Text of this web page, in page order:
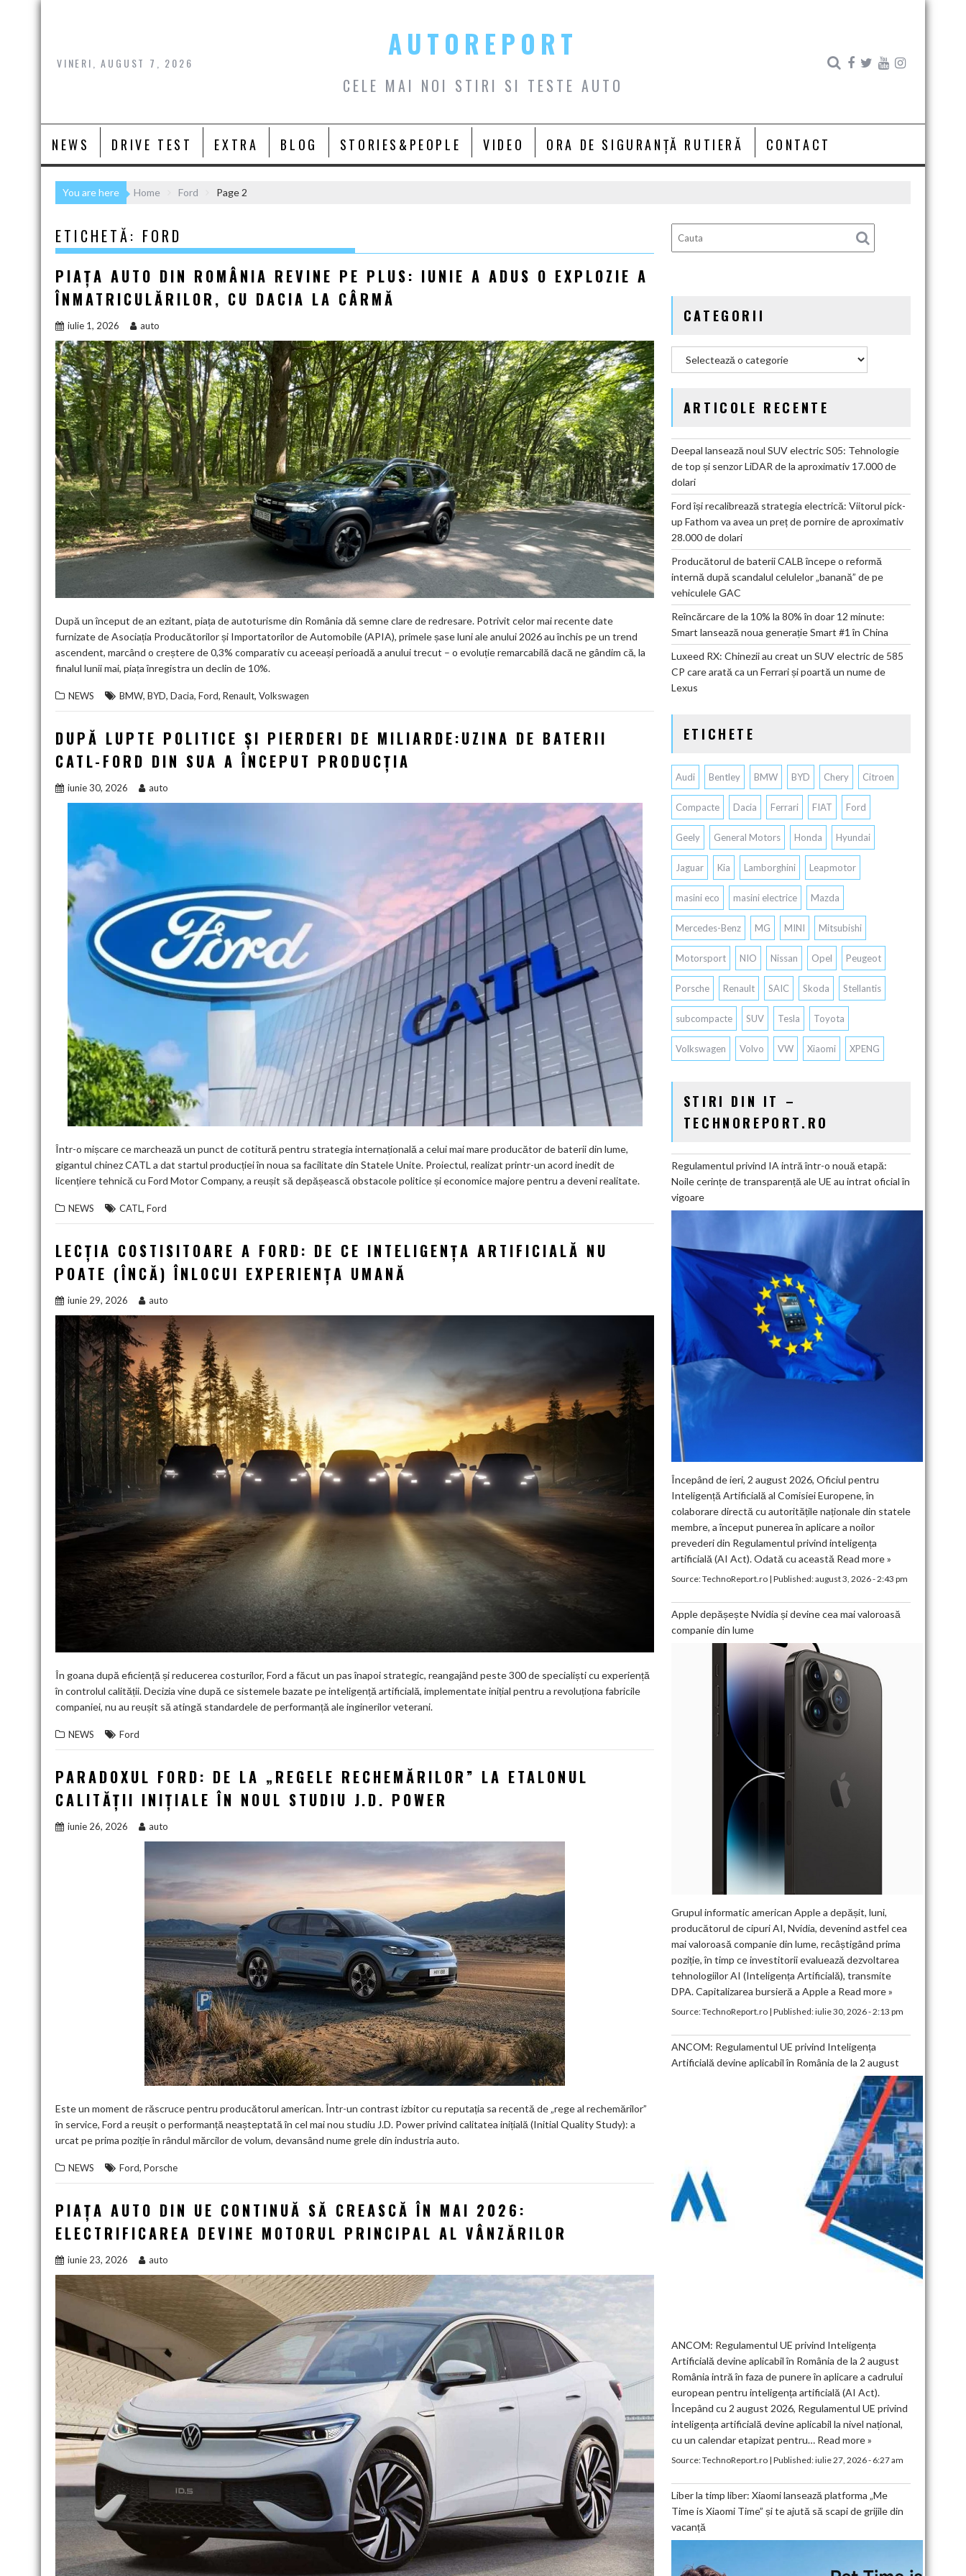
Skip
VINERI, AUGUST 7, 2026
AUTOREPORT
CELE MAI NOI STIRI SI TESTE AUTO
NEWS DRIVE TEST EXTRA BLOG STORIES&PEOPLE VIDEO ORA DE SIGURANȚĂ RUTIERĂ CONTACT
You are here Home Ford Page 2
ETICHETĂ: FORD
PIAȚA AUTO DIN ROMÂNIA REVINE PE PLUS: IUNIE A ADUS O EXPLOZIE A
ÎNMATRICULĂRILOR, CU DACIA LA CÂRMĂ
iulie 1, 2026 auto
După un început de an ezitant, piața de autoturisme din România dă semne clare de redresare. Potrivit celor mai recente date
furnizate de Asociația Producătorilor și Importatorilor de Automobile (APIA), primele șase luni ale anului 2026 au închis pe un trend
ascendent, marcând o creștere de 0,3% comparativ cu aceeași perioadă a anului trecut – o evoluție remarcabilă dacă ne gândim că, la
finalul lunii mai, piața înregistra un declin de 10%.
NEWS BMW, BYD, Dacia, Ford, Renault, Volkswagen
DUPĂ LUPTE POLITICE ȘI PIERDERI DE MILIARDE:UZINA DE BATERII
CATL-FORD DIN SUA A ÎNCEPUT PRODUCȚIA
iunie 30, 2026 auto
Într-o mișcare ce marchează un punct de cotitură pentru strategia internațională a celui mai mare producător de baterii din lume,
gigantul chinez CATL a dat startul producției în noua sa facilitate din Statele Unite. Proiectul, realizat printr-un acord inedit de
licențiere tehnică cu Ford Motor Company, a reușit să depășească obstacole politice și economice majore pentru a deveni realitate.
NEWS CATL, Ford
LECȚIA COSTISITOARE A FORD: DE CE INTELIGENȚA ARTIFICIALĂ NU
POATE (ÎNCĂ) ÎNLOCUI EXPERIENȚA UMANĂ
iunie 29, 2026 auto
În goana după eficiență și reducerea costurilor, Ford a făcut un pas înapoi strategic, reangajând peste 300 de specialiști cu experiență
în controlul calității. Decizia vine după ce sistemele bazate pe inteligență artificială, implementate inițial pentru a revoluționa fabricile
companiei, nu au reușit să atingă standardele de performanță ale inginerilor veterani.
NEWS Ford
PARADOXUL FORD: DE LA „REGELE RECHEMĂRILOR” LA ETALONUL
CALITĂȚII INIȚIALE ÎN NOUL STUDIU J.D. POWER
iunie 26, 2026 auto
Este un moment de răscruce pentru producătorul american. Într-un contrast izbitor cu reputația sa recentă de „rege al rechemărilor”
în service, Ford a reușit o performanță neașteptată în cel mai nou studiu J.D. Power privind calitatea inițială (Initial Quality Study): a
urcat pe prima poziție în rândul mărcilor de volum, devansând nume grele din industria auto.
NEWS Ford, Porsche
PIAȚA AUTO DIN UE CONTINUĂ SĂ CREASCĂ ÎN MAI 2026:
ELECTRIFICAREA DEVINE MOTORUL PRINCIPAL AL VÂNZĂRILOR
iunie 23, 2026 auto
CATEGORII
ARTICOLE RECENTE
Deepal lansează noul SUV electric S05: Tehnologie
de top și senzor LiDAR de la aproximativ 17.000 de
dolari
Ford își recalibrează strategia electrică: Viitorul pick-
up Fathom va avea un preț de pornire de aproximativ
28.000 de dolari
Producătorul de baterii CALB începe o reformă
internă după scandalul celulelor „banană” de pe
vehiculele GAC
Reîncărcare de la 10% la 80% în doar 12 minute:
Smart lansează noua generație Smart #1 în China
Luxeed RX: Chinezii au creat un SUV electric de 585
CP care arată ca un Ferrari și poartă un nume de
Lexus
ETICHETE
Audi Bentley BMW BYD Chery Citroen
Compacte Dacia Ferrari FIAT Ford
Geely General Motors Honda Hyundai
Jaguar Kia Lamborghini Leapmotor
masini eco masini electrice Mazda
Mercedes-Benz MG MINI Mitsubishi
Motorsport NIO Nissan Opel Peugeot
Porsche Renault SAIC Skoda Stellantis
subcompacte SUV Tesla Toyota
Volkswagen Volvo VW Xiaomi XPENG
STIRI DIN IT –
TECHNOREPORT.RO
Regulamentul privind IA intră într-o nouă etapă:
Noile cerințe de transparență ale UE au intrat oficial în
vigoare
Începând de ieri, 2 august 2026, Oficiul pentru
Inteligență Artificială al Comisiei Europene, în
colaborare directă cu autoritățile naționale din statele
membre, a început punerea în aplicare a noilor
prevederi din Regulamentul privind inteligența
artificială (AI Act). Odată cu această Read more »
Source:TechnoReport.ro| Published:august 3, 2026 - 2:43 pm
Apple depășește Nvidia și devine cea mai valoroasă
companie din lume
Grupul informatic american Apple a depășit, luni,
producătorul de cipuri AI, Nvidia, devenind astfel cea
mai valoroasă companie din lume, recâștigând prima
poziție, în timp ce investitorii evaluează dezvoltarea
tehnologiilor AI (Inteligența Artificială), transmite
DPA. Capitalizarea bursieră a Apple a Read more »
Source:TechnoReport.ro| Published:iulie 30, 2026 - 2:13 pm
ANCOM: Regulamentul UE privind Inteligența
Artificială devine aplicabil în România de la 2 august
ANCOM: Regulamentul UE privind Inteligența
Artificială devine aplicabil în România de la 2 august
România intră în faza de punere în aplicare a cadrului
european pentru inteligența artificială (AI Act).
Începând cu 2 august 2026, Regulamentul UE privind
inteligența artificială devine aplicabil la nivel național,
cu un calendar etapizat pentru… Read more »
Source:TechnoReport.ro| Published:iulie 27, 2026 - 6:27 am
Liber la timp liber: Xiaomi lansează platforma „Me
Time is Xiaomi Time” și te ajută să scapi de grijile din
vacanță